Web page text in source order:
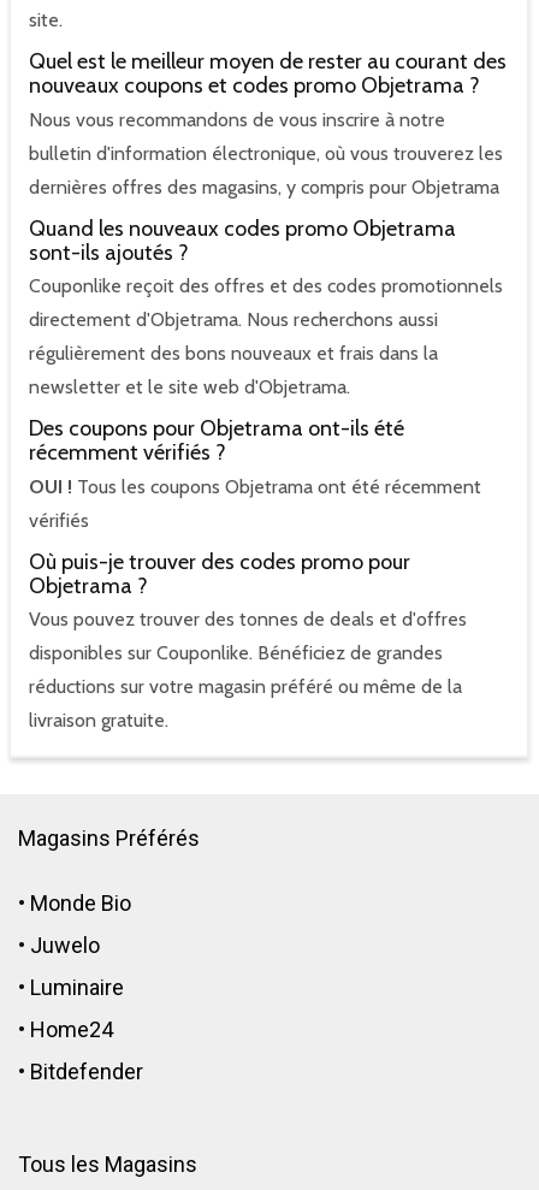
site.
Quel est le meilleur moyen de rester au courant des
nouveaux coupons et codes promo Objetrama ?
Nous vous recommandons de vous inscrire à notre
bulletin d'information électronique, où vous trouverez les
dernières offres des magasins, y compris pour Objetrama
Quand les nouveaux codes promo Objetrama
sont-ils ajoutés ?
Couponlike reçoit des offres et des codes promotionnels
directement d'Objetrama. Nous recherchons aussi
régulièrement des bons nouveaux et frais dans la
newsletter et le site web d'Objetrama.
Des coupons pour Objetrama ont-ils été
récemment vérifiés ?
OUI ! Tous les coupons Objetrama ont été récemment
vérifiés
Où puis-je trouver des codes promo pour
Objetrama ?
Vous pouvez trouver des tonnes de deals et d'offres
disponibles sur Couponlike. Bénéficiez de grandes
réductions sur votre magasin préféré ou même de la
livraison gratuite.
Magasins Préférés
• Monde Bio
• Juwelo
• Luminaire
• Home24
• Bitdefender
Tous les Magasins